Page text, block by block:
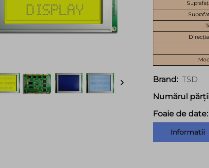
Brand: TSD
Numărul
Foaie de date:
Informatii